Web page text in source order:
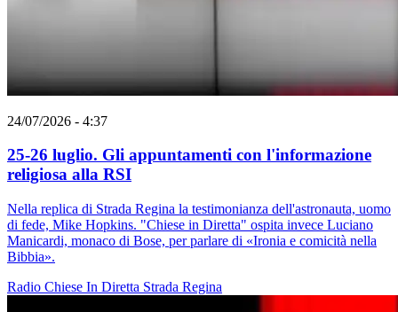
24/07/2026 - 4:37
25-26 luglio. Gli appuntamenti con l'informazione
religiosa alla RSI
Nella replica di Strada Regina la testimonianza dell'astronauta, uomo
di fede, Mike Hopkins. "Chiese in Diretta" ospita invece Luciano
Manicardi, monaco di Bose, per parlare di «Ironia e comicità nella
Bibbia».
Radio Chiese In Diretta Strada Regina